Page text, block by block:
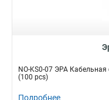
NO-KS0-07 ЭРА
(100 pcs)
Подробнее